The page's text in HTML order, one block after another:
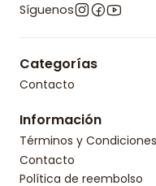
Síguenos
Categorías
Contacto
Información
Términos y Condiciones
Contacto
Política de reembolso